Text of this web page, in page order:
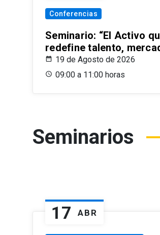
Conferencias
Seminario: “El Activo
redefine talento,
19 de Agosto de 2026
09:00 a 11:00 horas
Seminarios
17 ABR